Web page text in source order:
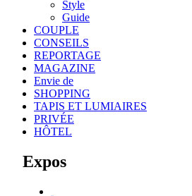
Style
Guide
COUPLE
CONSEILS
REPORTAGE
MAGAZINE
Envie de
SHOPPING
TAPIS ET LUMIAIRES
PRIVÉE
HÔTEL
Expos